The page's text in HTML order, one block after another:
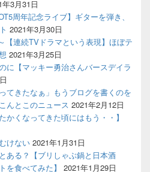
年3月31日
周年記念ライブ】ギターを弾き、
2021年3月30日
【連続TVドラマという表現】ほぼテ
2021年3月25日
に【マッキー勇治さんバースデイラ
てきたなぁ」もうブログを書くのを
んとこのニュース 2021年2月12日
かくなってきた頃にはもう・・】
けない 2021年1月31日
ある？【ブリしゃぶ鍋と日本酒
を食べてみた】
2021年1月29日